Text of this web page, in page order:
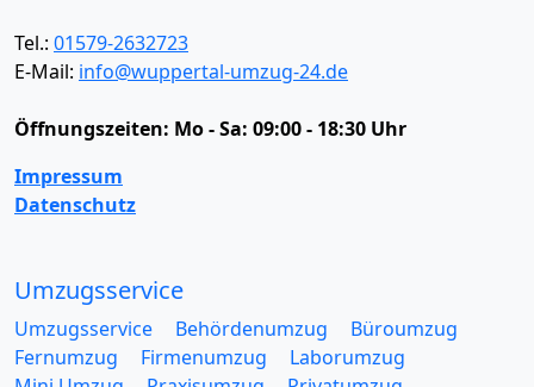
Tel.: 01579-2632723
E-Mail: info@wuppertal-umzug-24.de
Öffnungszeiten: Mo - Sa: 09:00 - 18:30 Uhr
Impressum
Datenschutz
Umzugsservice
Umzugsservice Behördenumzug
Büroumzug
Fernumzug
Firmenumzug
Laborumzug